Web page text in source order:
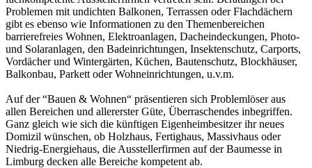
Problemen mit undichten Balkonen, Terrassen oder Flachdächern
gibt es ebenso wie Informationen zu den Themenbereichen
barrierefreies Wohnen, Elektroanlagen, Dacheindeckungen, Photo-
und Solaranlagen, den Badeinrichtungen, Insektenschutz, Carports,
Vordächer und Wintergärten, Küchen, Bautenschutz, Blockhäuser,
Balkonbau, Parkett oder Wohneinrichtungen, u.v.m.
Auf der “Bauen & Wohnen“ präsentieren sich Problemlöser aus
allen Bereichen und allererster Güte, Überraschendes inbegriffen.
Ganz gleich wie sich die künftigen Eigenheimbesitzer ihr neues
Domizil wünschen, ob Holzhaus, Fertighaus, Massivhaus oder
Niedrig-Energiehaus, die Ausstellerfirmen auf der Baumesse in
Limburg decken alle Bereiche kompetent ab.